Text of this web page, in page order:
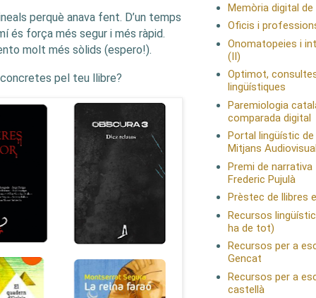
perquè anava fent. D’un temps
és força més segur i més ràpid.
molt més sòlids (espero!).
pel teu llibre?
Memòria digital de
Oficis i
Onomatopeies i
(II)
Optimot,
lingüístiques
Paremiologia
comparada digital
Portal lingüístic de
Mitjans
Premi de
Frederic Pujulà
Prèstec de llibres
Recursos
ha de tot)
Recursos per a
Gencat
Recursos per a
castellà